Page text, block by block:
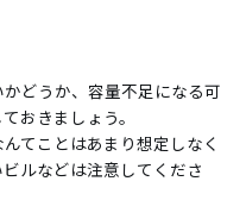
どうか、容量不足になる可
おきましょう。
てことはあまり想定しなく
ルなどは注意してくださ